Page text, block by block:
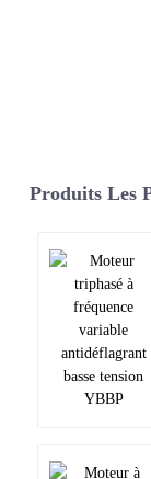
Produits Les